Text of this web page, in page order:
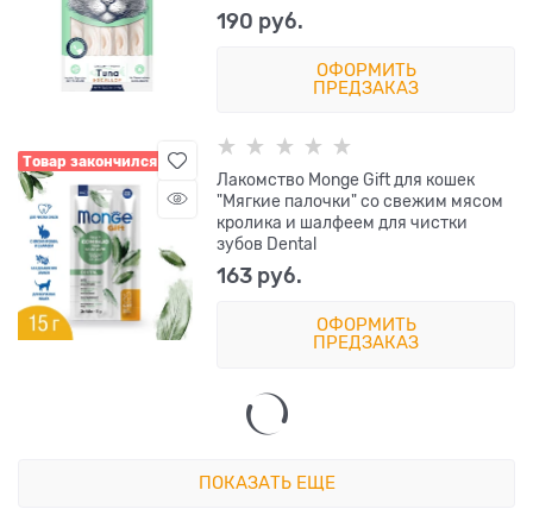
190 руб.
ОФОРМИТЬ
ПРЕДЗАКАЗ
Товар закончился
Лакомство Monge Gift для кошек
"Мягкие палочки" со свежим мясом
кролика и шалфеем для чистки
зубов Dental
163 руб.
ОФОРМИТЬ
ПРЕДЗАКАЗ
ПОКАЗАТЬ ЕЩЕ